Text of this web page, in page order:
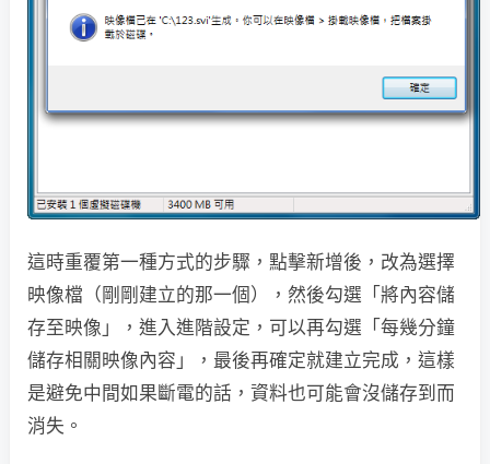
這時重覆第一種方式的步驟，點擊新增後，改為選擇
映像檔（剛剛建立的那一個），然後勾選「將內容儲
存至映像」，進入進階設定，可以再勾選「每幾分鐘
儲存相關映像內容」，最後再確定就建立完成，這樣
是避免中間如果斷電的話，資料也可能會沒儲存到而
消失。